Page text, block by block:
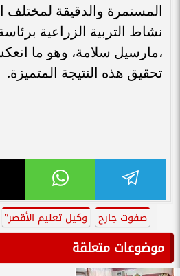
المستمرة والدقيقة لمختلف
نشاط التربية الزراعية
،مارسيل سلامة، وهو ما
تحقيق هذه النتيجة المتميزة.
صفوت جارح وكيل تعليم الأقصر”
موضوعات متعلقة